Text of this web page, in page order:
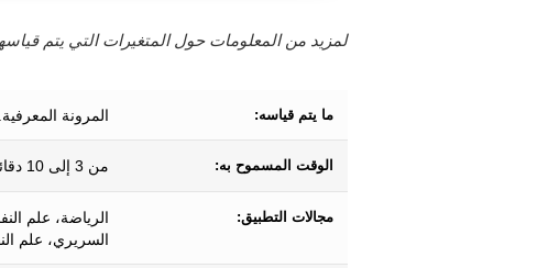
لمزيد من المعلومات حول المتغيرات التي يتم
ما يتم قياسه: المرونة المعرفية.
الوقت المسموح به: من 3 إلى 10 دقائق تقريبًا.
مجالات التطبيق:
الرياضة، علم
السريري، علم